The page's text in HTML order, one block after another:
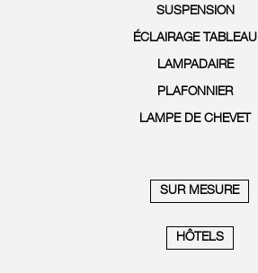
SUSPENSION
ÉCLAIRAGE TABLEAU
LAMPADAIRE
PLAFONNIER
LAMPE DE CHEVET
SUR MESURE
HÔTELS